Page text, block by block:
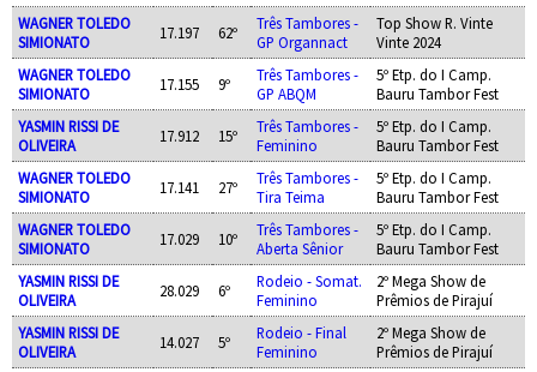
WAGNER TOLEDO
SIMIONATO
17.197 62º
Três Tambores -
GP Organnact
Top Show R. Vinte
Vinte 2024
WAGNER TOLEDO
SIMIONATO
17.155 9º
Três Tambores -
GP ABQM
5º Etp. do I Camp.
Bauru Tambor Fest
YASMIN RISSI DE
OLIVEIRA
17.912 15º
Três Tambores -
Feminino
5º Etp. do I Camp.
Bauru Tambor Fest
WAGNER TOLEDO
SIMIONATO
17.141 27º
Três Tambores -
Tira Teima
5º Etp. do I Camp.
Bauru Tambor Fest
WAGNER TOLEDO
SIMIONATO
17.029 10º
Três Tambores -
Aberta Sênior
5º Etp. do I Camp.
Bauru Tambor Fest
YASMIN RISSI DE
OLIVEIRA
28.029 6º
Rodeio - Somat.
Feminino
2º Mega Show de
Prêmios de Pirajuí
YASMIN RISSI DE
OLIVEIRA
14.027 5º
Rodeio - Final
Feminino
2º Mega Show de
Prêmios de Pirajuí